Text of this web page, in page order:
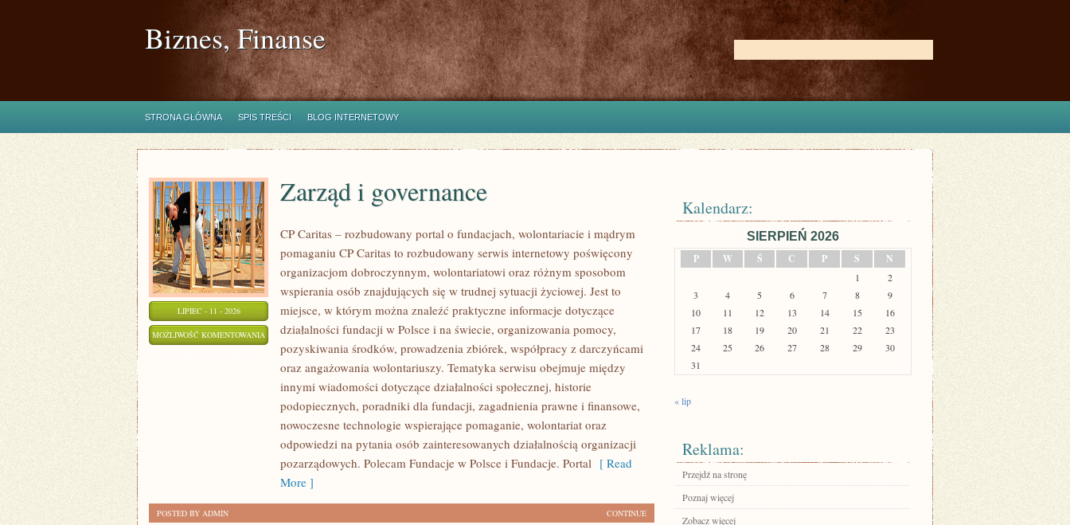
Biznes, Finanse
STRONA GŁÓWNA SPIS TREŚCI BLOG INTERNETOWY
LIPIEC - 11 - 2026
MOŻLIWOŚĆ KOMENTOWANIA ZARZĄD
GOVERNANCE
Zarząd i governance
CP Caritas – rozbudowany portal o fundacjach, wolontariacie i mądrym
pomaganiu CP Caritas to rozbudowany serwis internetowy poświęcony
organizacjom dobroczynnym, wolontariatowi oraz różnym sposobom
wspierania osób znajdujących się w trudnej sytuacji życiowej. Jest to
miejsce, w którym można znaleźć praktyczne informacje dotyczące
działalności fundacji w Polsce i na świecie, organizowania pomocy,
pozyskiwania środków, prowadzenia zbiórek, współpracy z darczyńcami
oraz angażowania wolontariuszy. Tematyka serwisu obejmuje między
innymi wiadomości dotyczące działalności społecznej, historie
podopiecznych, poradniki dla fundacji, zagadnienia prawne i finansowe,
nowoczesne technologie wspierające pomaganie, wolontariat oraz
odpowiedzi na pytania osób zainteresowanych działalnością organizacji
pozarządowych. Polecam Fundacje w Polsce i Fundacje. Portal [ Read
More ]
CONTINUE
POSTED BY ADMIN
Kalendarz:
SIERPIEŃ 2026
P
W Ś C P S N
1
2
3
4 5 6 7 8
9
10
11 12 13 14 15
16
17
18 19 20 21 22
23
24
25 26 27 28 29
30
31
« lip
Reklama:
Przejdź na stronę
Poznaj więcej
Zobacz więcej